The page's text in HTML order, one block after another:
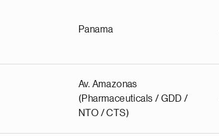
Panama
Av. Amazonas
(Pharmaceuticals / GDD /
NTO / CTS)